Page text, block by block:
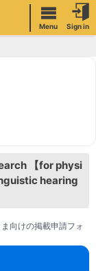
Menu Sign in
【for physi
hearing
向けの掲載申請フォ